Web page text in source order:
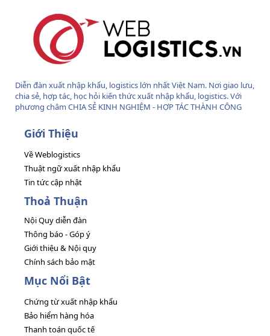
Diễn đàn xuất nhập khẩu, logistics lớn nhất Việt Nam. Nơi giao lưu,
chia sẻ, hợp tác, học hỏi kiến thức xuất nhập khẩu, logistics. Với
phương châm CHIA SẺ KINH NGHIỆM - HỢP TÁC THÀNH CÔNG
Giới Thiệu
Về Weblogistics
Thuật ngữ xuất nhập khẩu
Tin tức cập nhật
Thoả Thuận
Nội Quy diễn đàn
Thông báo - Góp ý
Giới thiệu & Nội quy
Chính sách bảo mật
Mục Nổi Bật
Chứng từ xuất nhập khẩu
Bảo hiểm hàng hóa
Thanh toán quốc tế